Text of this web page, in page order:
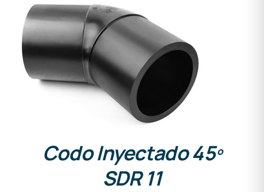
DETALLES
Codo Inyectado 45º
SDR 11